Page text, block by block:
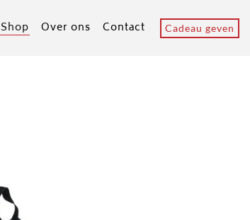
Shop Over ons Contact Cadeau geven